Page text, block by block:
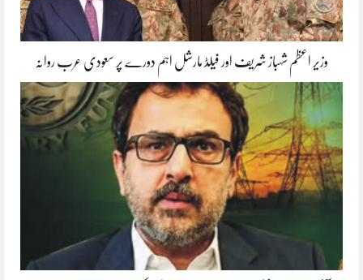
وزیر اعظم شہباز شریف اور فیلڈ مارشل اہم دورے پر سعودی عرب روانہ